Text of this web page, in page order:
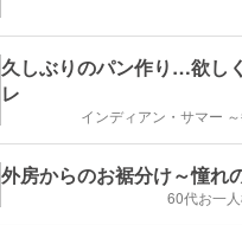
久しぶりのパン作り…欲し
レ
インディアン・サマー
外房からのお裾分け～憧れ
60代お一